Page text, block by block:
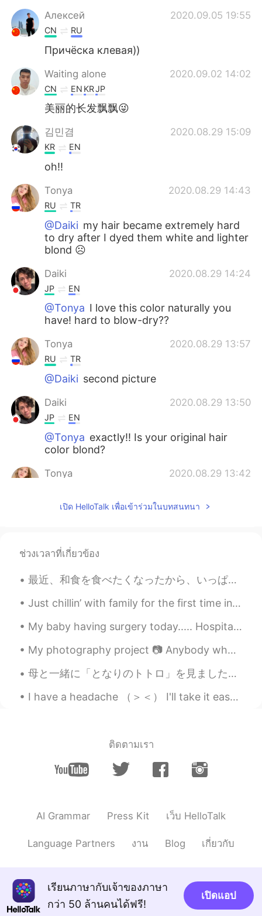
Алексей 2020.09.05 19:55
CN RU
Причёска клевая))
Waiting alone 2020.09.02 14:02
CN EN KRJP
美丽的长发飘飘😜
김민겸 2020.08.29 15:09
KR EN
oh!!
Tonya 2020.08.29 14:43
RU TR
@Daiki my hair became extremely hard
to dry after I dyed them white and lighter
blond ☹️
Daiki 2020.08.29 14:24
JP EN
@Tonya I love this color naturally you
have! hard to blow-dry??
Tonya 2020.08.29 13:57
RU TR
@Daiki second picture
Daiki 2020.08.29 13:50
JP EN
@Tonya exactly!! Is your original hair
color blond?
Tonya 2020.08.29 13:42
@Daikiand then our hair become such a
Daiki
JP EN
It’s reality of hair dyed. I feel you I have
RU TR
@WangI’m not lazy. My hair needs too
So I never wash it in the morning.
Tonya 2020.08.29 12:41
it’s gonna damage your hair
Rima 2020.08.29 12:41
髪からしたら 全然、綺麗だよ✨
Wang 2020.08.29 12:39
Rima 2020.08.29 12:39
EN
เปิด HelloTalk เพื่อเข้าร่วมในบทสนทนา
ช่วงเวลาที่เกี่ยวข้อง
最近、和食を食べたくなったから、いっぱい食べました。昨日、私の人生では初めて本物お好み焼きを食べました。すごく大きなサイゼで、めちゃ美味しかった！ちょっとびっくりした。梅酒も初めて飲んだ！🥃🥃 ...
Just chillin’ with family for the first time in forever and seeing my favorite people. Shotgun is...
My baby having surgery today..... Hospital staff are amazing and keeping her entertained, before ...
My photography project 📷 Anybody who likes photography? We can share our photographs to each other 🌸
母と一緒に「となりのトトロ」を見ました。母がアニメをあまり見なかったので、母の反応を知りたかった。母はこのアニメの精巧さが好きでした。彼女は、メイが泣き始めたとき、ゆっくり歩いていることに気づき...
I have a headache （＞＜） I'll take it easy today~ I'll answer the messages later, thank you for yo...
ติดตามเรา
AI Grammar Press Kit เว็บ HelloTalk
Language Partners งาน Blog เกี่ยวกับ
เรียนภาษากับเจ้าของภาษา
กว่า 50 ล้านคนได้ฟรี!
เปิดแอป